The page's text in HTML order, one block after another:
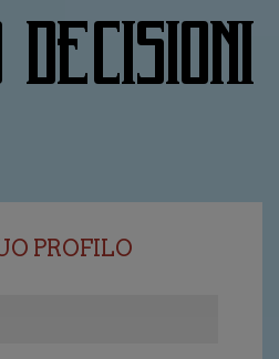
DECISIONI
PROFILO